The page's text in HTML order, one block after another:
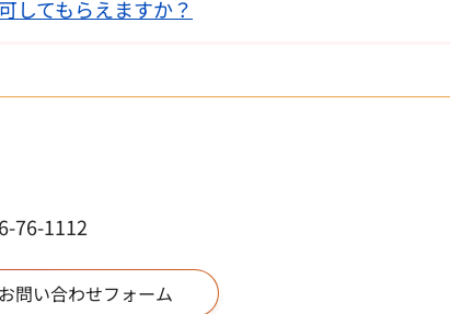
してもらえますか？
76-1112